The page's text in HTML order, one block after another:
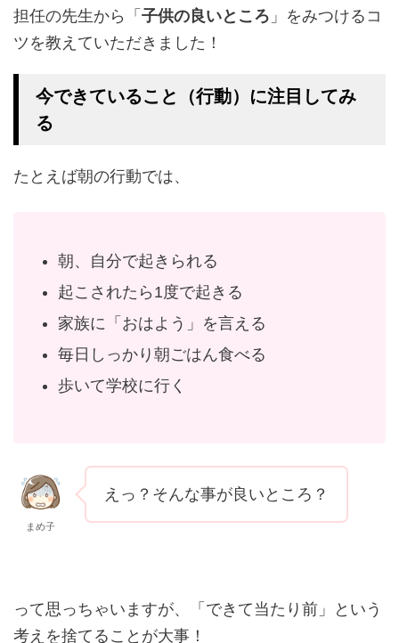
担任の先生から「 子供の良いところ 」をみつけるコ
ツを教えていただきました！
今できていること（行動）に注目してみ
る
たとえば朝の行動では、
朝、自分で起きられる
起こされたら1度で起きる
家族に「おはよう」を言える
毎日しっかり朝ごはん食べる
歩いて学校に行く
まめ子
えっ？そんな事が良いところ？
って思っちゃいますが、「できて当たり前」という
考えを捨てることが大事！